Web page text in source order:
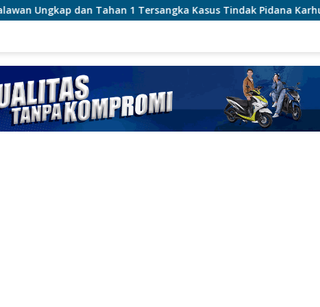
Tersangka Kasus Tindak Pidana Karhutla di Kerumutan